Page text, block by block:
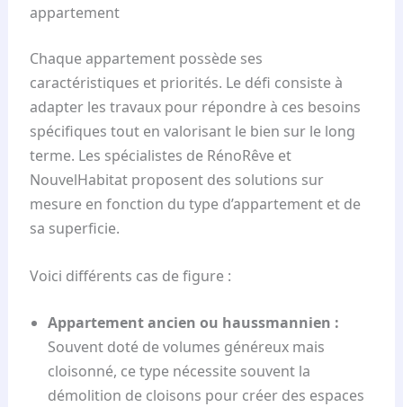
appartement
Chaque appartement possède ses
caractéristiques et priorités. Le défi consiste à
adapter les travaux pour répondre à ces besoins
spécifiques tout en valorisant le bien sur le long
terme. Les spécialistes de RénoRêve et
NouvelHabitat proposent des solutions sur
mesure en fonction du type d’appartement et de
sa superficie.
Voici différents cas de figure :
Appartement ancien ou haussmannien :
Souvent doté de volumes généreux mais
cloisonné, ce type nécessite souvent la
démolition de cloisons pour créer des espaces